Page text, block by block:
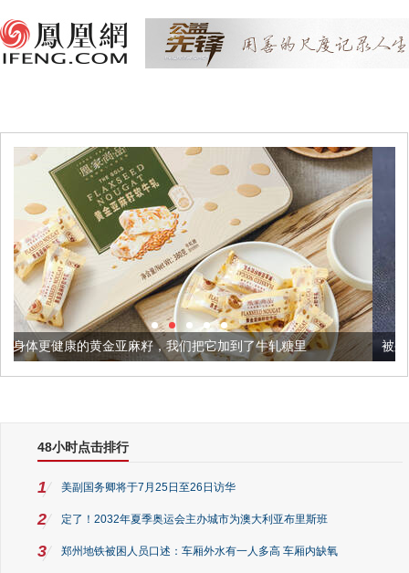
籽，我们把它加到了牛轧糖里 被列入佛家七宝的它到底
48小时点击排行
1 美副国务卿将于7月25日至26日访华
2 定了！2032年夏季奥运会主办城市为澳大利亚布里斯班
3 郑州地铁被困人员口述：车厢外水有一人多高 车厢内缺氧